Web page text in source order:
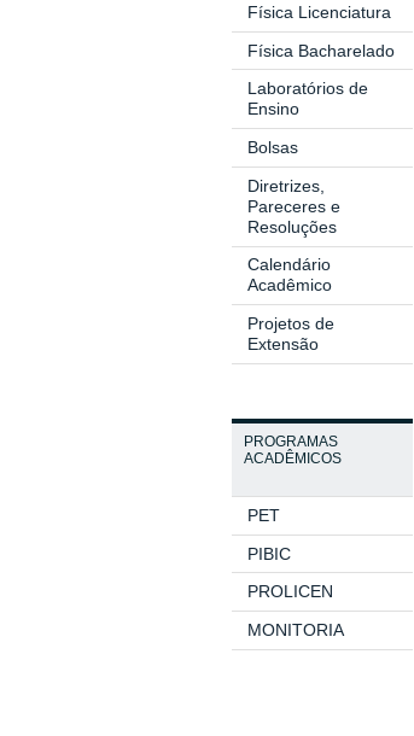
Física Licenciatura
Física Bacharelado
Laboratórios de
Ensino
Bolsas
Diretrizes,
Pareceres e
Resoluções
Calendário
Acadêmico
Projetos de
Extensão
PROGRAMAS
ACADÊMICOS
PET
PIBIC
PROLICEN
MONITORIA